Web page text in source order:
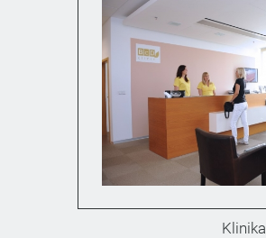
Klinika